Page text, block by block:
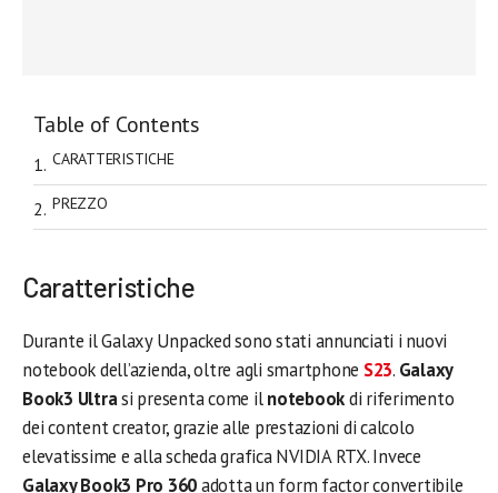
Table of Contents
CARATTERISTICHE
PREZZO
Caratteristiche
Durante il Galaxy Unpacked sono stati annunciati i nuovi
notebook dell’azienda, oltre agli smartphone S23. Galaxy
Book3 Ultrasi presenta come ilnotebookdi riferimento
dei content creator, grazie alle prestazioni di calcolo
elevatissime e alla scheda grafica NVIDIA RTX. Invece
Galaxy Book3 Pro 360adotta un form factor convertibile